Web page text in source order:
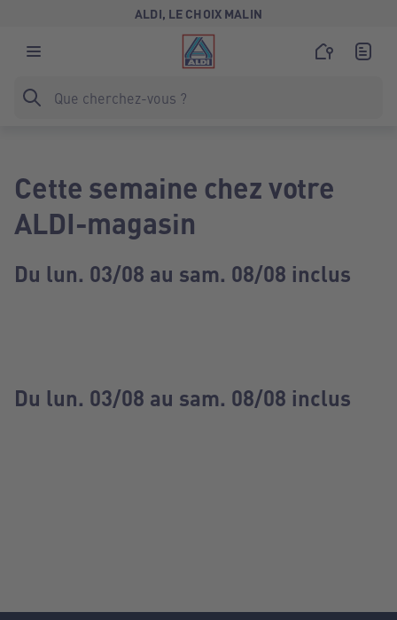
ALDI, LE CHOIX MALIN
Cette semaine chez votre
ALDI-magasin
Du lun. 03/08 au sam. 08/08 inclus
Du lun. 03/08 au sam. 08/08 inclus